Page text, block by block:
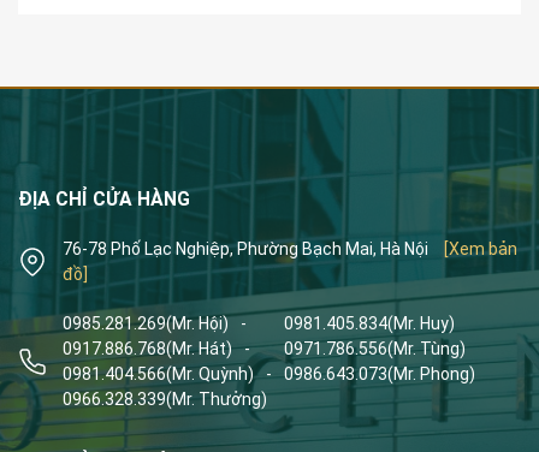
ĐỊA CHỈ CỬA HÀNG
76-78 Phố Lạc Nghiệp, Phường Bạch Mai, Hà Nội
[Xem bản
đồ]
0985.281.269(Mr. Hội) - 0981.405.834(Mr. Huy)
0917.886.768(Mr. Hát) - 0971.786.556(Mr. Tùng)
0981.404.566(Mr. Quỳnh) - 0986.643.073(Mr. Phong)
0966.328.339(Mr. Thưởng)